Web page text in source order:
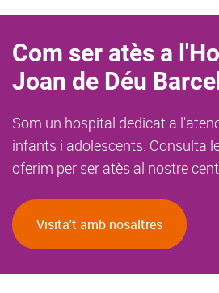
Com ser atès a
Joan de Déu
Som un hospital dedicat a
infants i adolescents. Consulta
oferim per ser atès al nostre
Visita't amb nosaltres